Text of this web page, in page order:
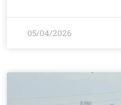
05/04/2026